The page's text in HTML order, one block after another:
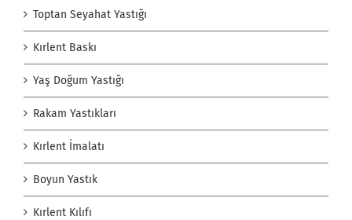
Toptan Seyahat Yastığı
Kırlent Baskı
Yaş Doğum Yastığı
Rakam Yastıkları
Kırlent İmalatı
Boyun Yastık
Kırlent Kılıfı